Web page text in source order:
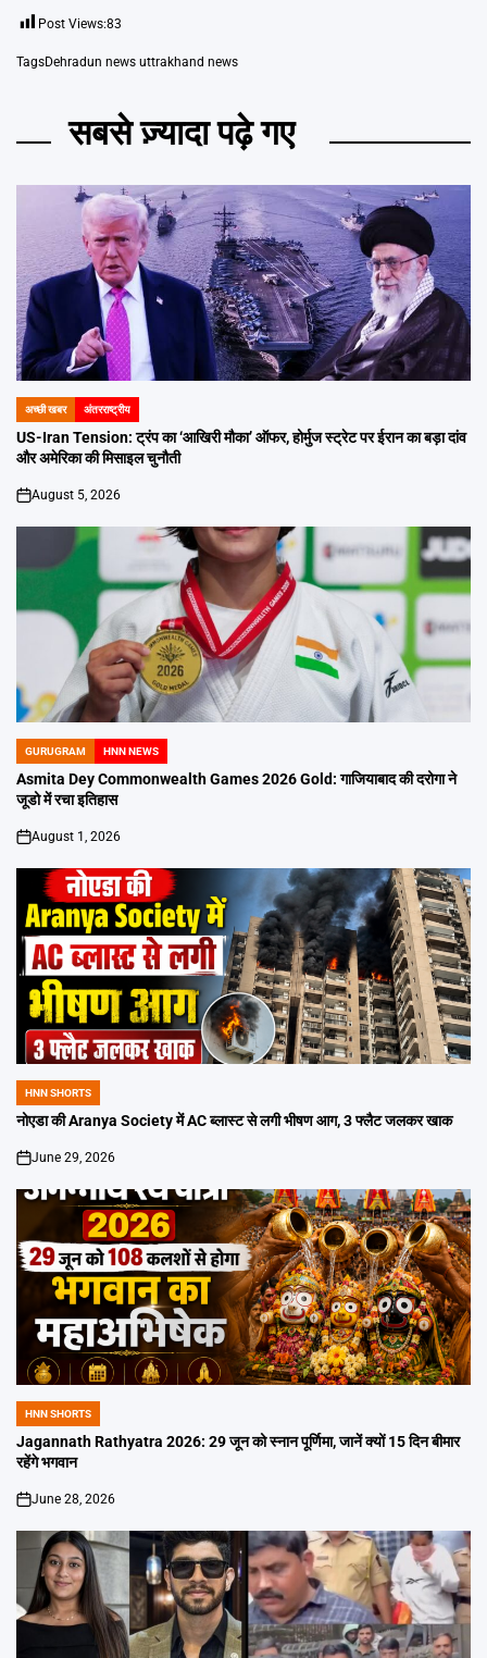
Post Views:83
TagsDehradun news uttrakhand news
सबसे ज़्यादा पढ़े गए
POSTED
IN
अच्छी खबर अंतरराष्ट्रीय
US-Iran Tension: ट्रंप का ‘आखिरी मौका’ ऑफर, होर्मुज स्ट्रेट पर ईरान का बड़ा दांव
और अमेरिका की मिसाइल चुनौती
on
August 5, 2026
POSTED
IN
GURUGRAM HNN NEWS
Asmita Dey Commonwealth Games 2026 Gold: गाजियाबाद की दरोगा ने
जूडो में रचा इतिहास
on
August 1, 2026
POSTED
IN
HNN SHORTS
नोएडा की Aranya Society में AC ब्लास्ट से लगी भीषण आग, 3 फ्लैट जलकर खाक
on
June 29, 2026
POSTED
IN
HNN SHORTS
Jagannath Rathyatra 2026: 29 जून को स्नान पूर्णिमा, जानें क्यों 15 दिन बीमार
रहेंगे भगवान
on
June 28, 2026